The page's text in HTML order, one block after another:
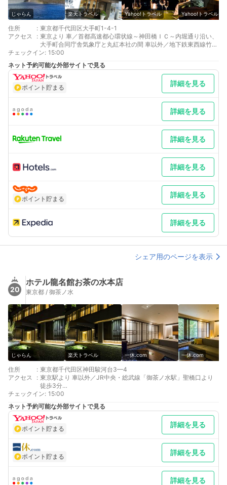
じゃらん 楽天トラベル Yahoo!トラベル Yahoo!トラベル
住所 : 東京都千代田区大手町1-4-1
アクセス
: 東京より 車／首都高速都心環状線～神田橋ＩＣ～内堀通り沿い、
大手町合同庁舎気象庁と丸紅本社の間 車以外／地下鉄東西線竹橋
駅３ｂ出口直結東京駅よりタクシーワンメーター
最寄り駅１ 竹橋
最寄り駅２ 大手町
最寄り駅３ 東京
補足 車／日曜日（１０時～１６時、雨天中止）は内堀通りが通行
禁止
チェックイン: 15:00
ネット予約可能な外部サイトで見る
ポイント貯まる 詳細を見る
詳細を見る
詳細を見る
詳細を見る
ポイント貯まる 詳細を見る
詳細を見る
シェア用のページを表示
20
ホテル龍名館お茶の水本店
東京都 / 御茶ノ水
じゃらん 楽天トラベル 一休.com 一休.com
住所 : 東京都千代田区神田駿河台3—4
アクセス
: 東京駅より 車以外／JR中央・総武線「御茶ノ水駅」聖橋口より
徒歩3分
最寄り駅１ 御茶ノ水
最寄り駅２ 新御茶ノ水
最寄り駅３ 淡路町
チェックイン: 15:00
ネット予約可能な外部サイトで見る
ポイント貯まる 詳細を見る
ポイント貯まる 詳細を見る
詳細を見る